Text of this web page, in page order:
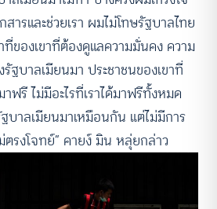
ารและช่วยเรา ผมไม่โทษรัฐบาลไทย
ของเขาที่ต้องดูแลความมั่นคง ความ
บาลเมียนมา ประชาชนของเขาที่
าฟรี ไม่มีอะไรที่เราได้มาฟรีทั้งหมด
ฐบาลเมียนมาเหมือนกัน แต่ไม่มีการ
รงโจทย์” คายง์ มิน หลุ่ยกล่าว